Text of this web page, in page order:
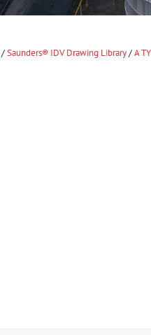
/Saunders® IDV Drawing Library/A